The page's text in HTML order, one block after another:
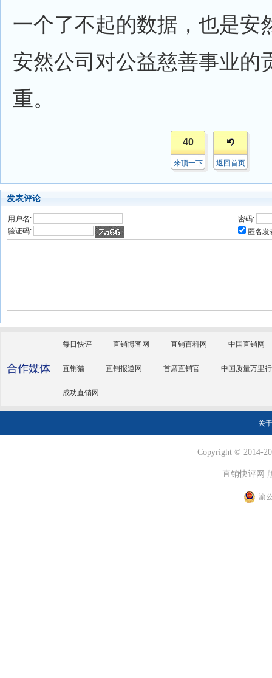
一个了不起的数据，也是安
安然公司对公益慈善事业的
重。
40
来顶一下 返回首页
发表评论
用户名:
密码:
验证码:
匿名发
合作媒体
每日快评 直销博客网 直销百科网 中国直销网
直销猫 直销报道网 首席直销官 中国质量万里行
成功直销网
关
Copyright © 2014-
直销快评网
渝